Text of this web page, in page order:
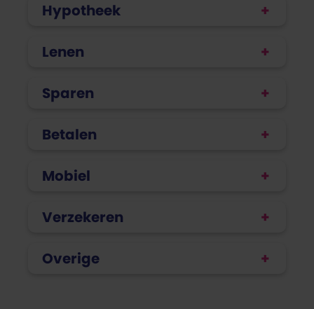
Hypotheek
Lenen
Sparen
Betalen
Mobiel
Verzekeren
Overige